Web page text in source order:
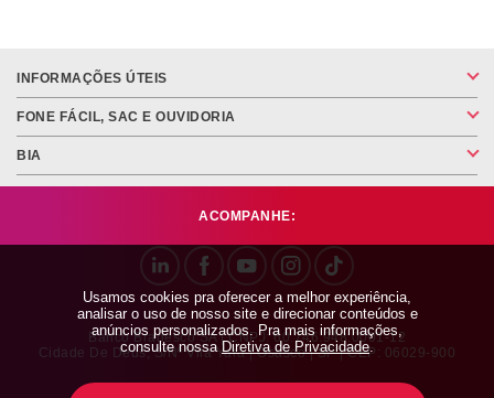
Usamos cookies pra oferecer a melhor experiência,
analisar o uso de nosso site e direcionar conteúdos e
anúncios personalizados. Pra mais informações,
consulte nossaDiretiva de Privacidade.
INFORMAÇÕES ÚTEIS
FONE FÁCIL, SAC E OUVIDORIA
BIA
ACOMPANHE:
Banco Bradesco SA | CNPJ: 60.746.948.0001-12
Cidade De Deus, S/nº Vila Yara | Osasco | SP | CEP: 06029-900